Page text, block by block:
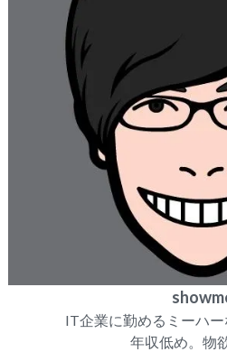
IT企業に勤めるミーハー
年収低め。物